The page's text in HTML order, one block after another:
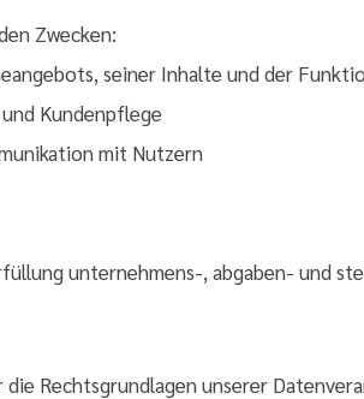
Zwecken:
seiner Inhalte und der
Kundenpflege
mit Nutzern
unternehmens-, abgaben- und
die Rechtsgrundlagen unserer